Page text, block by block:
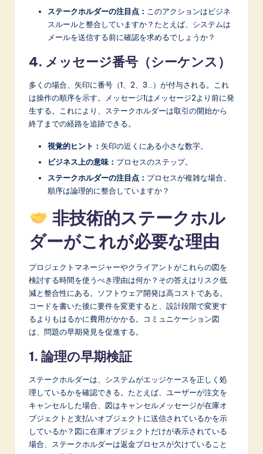
ステークホルダーの注目点： このアクションはビジネ
スルールと整合していますか？たとえば、システムは
メールを送信する前に確認を求めるでしょうか？
4. メッセージ番号（シーケンス）
多くの場合、矢印に番号（1、2、3…）が付与される。これ
は操作の順序を示す。メッセージ1はメッセージ2より前に発
生する。これにより、ステークホルダーは取引の開始から
終了までの経路を追跡できる。
視覚的ヒント： 矢印の近くにある小さな数字。
ビジネス上の意味： プロセスのステップ。
ステークホルダーの注目点： プロセスが複雑な場合、
順序は論理的に整合していますか？
非技術的ステークホル
ダーがこれが必要な理由
プロジェクトマネージャーやクライアントがこれらの図を
検討する時間を使うべき理由は何か？その答えはリスク低
減と整合性にある。ソフトウェア開発は高コストである。
コードを書いた後に要件を変更すると、設計段階で変更す
るよりもはるかに費用がかかる。コミュニケーション図
は、問題の早期発見を促進する。
1. 論理の早期検証
ステークホルダーは、システムがエッジケースを正しく処
理しているかを確認できる。たとえば、ユーザーが注文を
キャンセルした場合、図はキャンセルメッセージが在庫オ
ブジェクトと支払いオブジェクトに送信されているかを示
しているか？図に在庫オブジェクトだけが表示されている
場合、ステークホルダーは返金プロセスが欠けていること